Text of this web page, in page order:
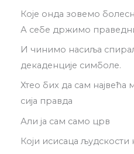
Које онда зовемо
А себе држимо
И чинимо насиља
декаденције симболе.
Хтео бих да сам
сија правда
Али ја сам само црв
Који исисаца